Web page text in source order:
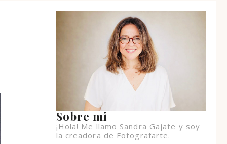
Sobre mi
¡Hola! Me llamo Sandra Gajate y soy
la creadora de Fotografarte.